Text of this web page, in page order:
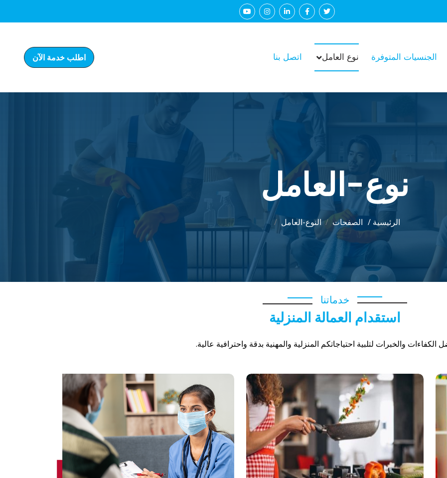
الجنسيات المتوفرة نوع العامل اتصل بنا اطلب خدمة الآن
نوع-العامل
الرئيسية / الصفحات النوع-العامل
خدماتنا
استقدام العمالة المنزلية
الكفاءات والخبرات لتلبية احتياجاتكم المنزلية والمهنية بدقة واحترافية عالية.